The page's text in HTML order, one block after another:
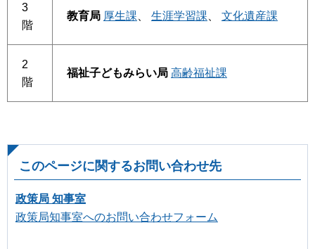
3
階
教育局 厚生課 生涯学習課 文化遺産課
2
階
福祉子どもみらい局 高齢福祉課
このページに関するお問い合わせ先
政策局 知事室
政策局知事室へのお問い合わせフォーム